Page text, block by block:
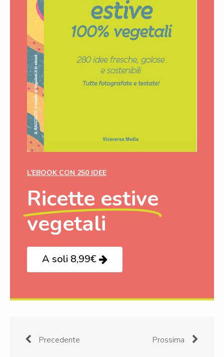
L’EBOOK CON 250 IDEE
Ricette estive
vegetali
A soli 8,99€
Precedente Prossima